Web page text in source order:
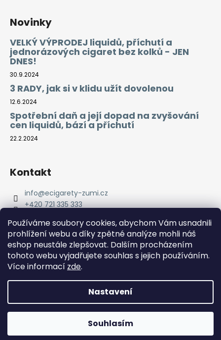
Používáme soubory cookies, abychom Vám usnadnili
prohlížení webu a díky zpětné analýze mohli náš
eshop neustále zlepšovat. Dalším procházením
tohoto webu vyjadřujete souhlas s jejich používáním.
Více informací zde.
Nastavení
Souhlasím
Doprava ZDARMA od 2000 Kč! Dárek k objednávce od 2500
Novinky
VELKÝ VÝPRODEJ liquidů, příchutí a
jednorázových cigaret bez kolků - JEN
DNES!
30.9.2024
3 RADY, jak si v klidu užít dovolenou
12.6.2024
Spotřební daň a její dopad na zvyšování
cen liquidů, bází a příchutí
22.2.2024
Kontakt
info@ecigarety-zumi.cz
+420 721 335 333
Copyright 2026eCigarety ZUMI. Všechna práva
vyhrazena.